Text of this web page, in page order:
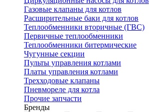
Газовые клапаны для котлов
Расширительные баки для котлов
Теплообменники вторичные (ГВС)
Первичные теплообменники
Теплообменники битермические
Чугунные секции
Пульты управления котлами
Платы управления котлами
Трехходовые клапаны
Пневмореле для котла
Прочие запчасти
Бренды